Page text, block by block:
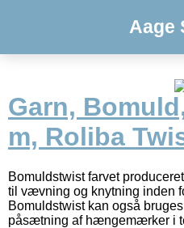
Aage
Garn,
m, Roliba
Bomuldstwist farvet
til vævning og knytning inden
Bomuldstwist kan også
påsætning af hængemærker i